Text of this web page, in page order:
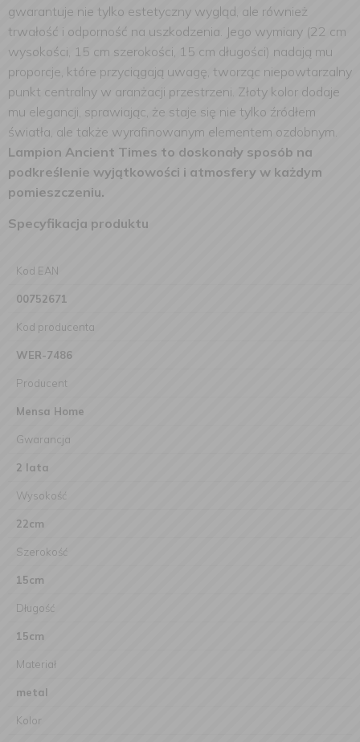
gwarantuje nie tylko estetyczny wygląd, ale również
trwałość i odporność na uszkodzenia. Jego wymiary (22 cm
wysokości, 15 cm szerokości, 15 cm długości) nadają mu
proporcje, które przyciągają uwagę, tworząc niepowtarzalny
punkt centralny w aranżacji przestrzeni. Złoty kolor dodaje
mu elegancji, sprawiając, że staje się nie tylko źródłem
światła, ale także wyrafinowanym elementem ozdobnym.
Lampion Ancient Times to doskonały sposób na
podkreślenie wyjątkowości i atmosfery w każdym
pomieszczeniu.
Specyfikacja produktu
Kod EAN
00752671
Kod producenta
WER-7486
Producent
Mensa Home
Gwarancja
2 lata
Wysokość
22cm
Szerokość
15cm
Długość
15cm
Materiał
metal
Kolor